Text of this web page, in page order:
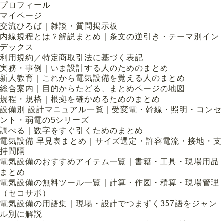
プロフィール
マイページ
交流ひろば｜雑談・質問掲示板
内線規程とは？解説まとめ｜条文の逆引き・テーマ別イン
デックス
利用規約／特定商取引法に基づく表記
実務・事例｜いま設計する人のためのまとめ
新人教育｜これから電気設備を覚える人のまとめ
総合案内｜目的からたどる、まとめページの地図
規程・規格｜根拠を確かめるためのまとめ
設備別 設計マニュアル一覧｜受変電・幹線・照明・コンセ
ント・弱電の5シリーズ
調べる｜数字をすぐ引くためのまとめ
電気設備 早見表まとめ｜サイズ選定・許容電流・接地・支
持間隔
電気設備のおすすめアイテム一覧｜書籍・工具・現場用品
まとめ
電気設備の無料ツール一覧｜計算・作図・積算・現場管理
（セコサポ）
電気設備の用語集｜現場・設計でつまずく357語をジャン
ル別に解説